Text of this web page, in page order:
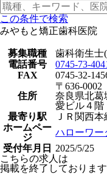
この条件で検索
みやもと矯正歯科医院
募集職種
歯科衛生士
電話番号
0745-73-
FAX
0745-32-
住所
〒636-0002
奈良県北
愛ビル４階
最寄り駅
ＪＲ関西
ホームペー
ジ
ハローワー
受付年月日
2025/5/25
こちらの求人は
掲載を終了しております